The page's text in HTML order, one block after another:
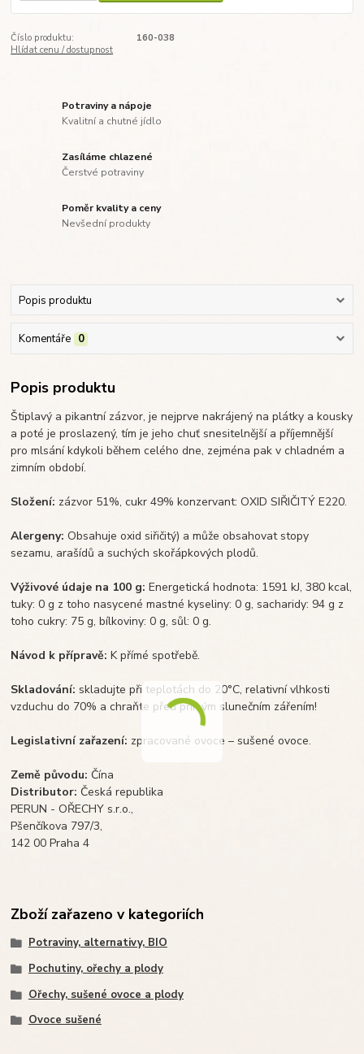
Číslo produktu:
160-038
Hlídat cenu / dostupnost
Potraviny a nápoje
Kvalitní a chutné jídlo
Zasíláme chlazené
Čerstvé potraviny
Poměr kvality a ceny
Nevšední produkty
Popis produktu
Komentáře 0
Popis produktu
Štiplavý a pikantní zázvor, je nejprve nakrájený na plátky a kousky
a poté je proslazený, tím je jeho chuť snesitelnější a příjemnější
pro mlsání kdykoli během celého dne, zejména pak v chladném a
zimním období.
Složení: zázvor 51%, cukr 49% konzervant: OXID SIŘIČITÝ E220.
Alergeny:Obsahuje oxid siřičitý) a může obsahovat stopy
sezamu, arašídů a suchých skořápkových plodů.
Výživové údaje na 100 g: Energetická hodnota: 1591 kJ, 380 kcal,
tuky: 0 g z toho nasycené mastné kyseliny: 0 g, sacharidy: 94 g z
toho cukry: 75 g, bílkoviny: 0 g, sůl: 0 g.
Návod k přípravě:K přímé spotřebě.
Skladování: skladujte při teplotách do 20°C, relativní vlhkosti
vzduchu do 70% a chraňte před přímým slunečním zářením!
Legislativní zařazení: zpracované ovoce – sušené ovoce.
Země původu: Čína
Distributor: Česká republika
PERUN - OŘECHY s.r.o.,
Pšenčíkova 797/3,
142 00 Praha 4
Zboží zařazeno v kategoriích
Potraviny, alternativy, BIO
Pochutiny, ořechy a plody
Ořechy, sušené ovoce a plody
Ovoce sušené